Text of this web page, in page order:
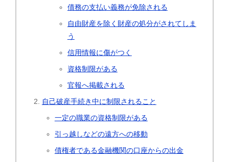
債務の支払い義務が免除される
自由財産を除く財産の処分がされてしま
う
信用情報に傷がつく
資格制限がある
官報へ掲載される
自己破産手続き中に制限されること
一定の職業の資格制限がある
引っ越しなどの遠方への移動
債権者である金融機関の口座からの出金